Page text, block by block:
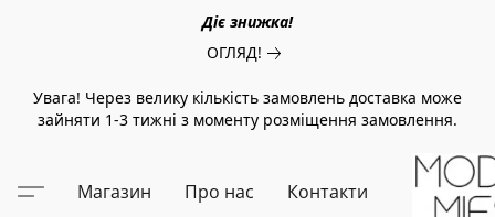
Діє знижка!
ОГЛЯД!
Увага! Через велику кількість замовлень доставка може
зайняти 1-3 тижні з моменту розміщення замовлення.
Магазин Про нас Контакти